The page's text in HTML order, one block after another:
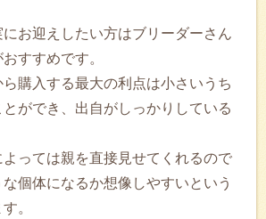
お迎えしたい方はブリーダーさん
すすめです。
購入する最大の利点は小さいうち
ができ、出自がしっかりしている
っては親を直接見せてくれるので
個体になるか想像しやすいという
。